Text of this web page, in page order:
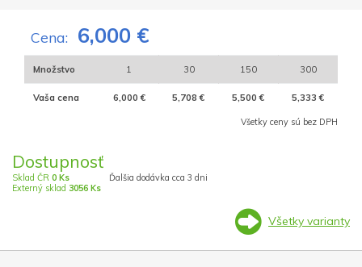
Cena: 6,000 €
Množstvo 1 30 150 300
Vaša cena 6,000 € 5,708 € 5,500 € 5,333 €
Všetky ceny sú bez DPH
Dostupnosť
Sklad ČR 0 Ks
Externý sklad 3056 Ks
Ďalšia dodávka cca 3 dni
Všetky varianty